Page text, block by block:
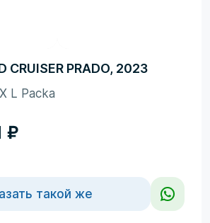
CRUISER PRADO, 2023
L Packa
₽
такой же